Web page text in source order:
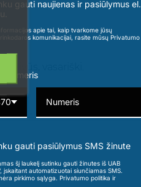
vasariški.
užsuksiu:)
gauti naujienas ir pasiūlymus el.
apie tai, kaip tvarkome jūsų
rinkodaros komunikacijai, rasite mūsų Privatumo
numeris
gauti pasiūlymus SMS žinute
šį laukelį sutinku gauti žinutes iš UAB
įskaitant automatizuotai siunčiamas SMS.
pirkimo sąlyga. Privatumo politika ir